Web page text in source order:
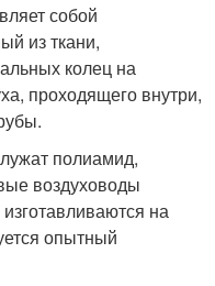
собой
из ткани,
колец на
проходящего внутри,
полиамид,
воздуховоды
на
опытный